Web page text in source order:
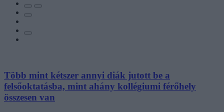
Több mint kétszer annyi diák jutott be a
felsőoktatásba, mint ahány kollégiumi férőhely
összesen van